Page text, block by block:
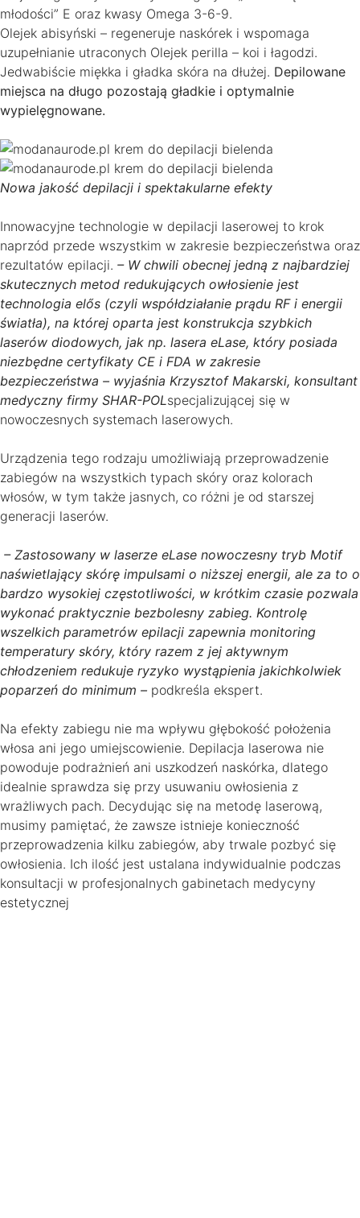
młodości” E oraz kwasy Omega 3-6-9.
Olejek abisyński – regeneruje naskórek i wspomaga
uzupełnianie utraconych Olejek perilla – koi i łagodzi.
Jedwabiście miękka i gładka skóra na dłużej. Depilowane
miejsca na długo pozostają gładkie i optymalnie
wypielęgnowane.
Nowa jakość depilacji i spektakularne efekty
Innowacyjne technologie w depilacji laserowej to krok
naprzód przede wszystkim w zakresie bezpieczeństwa oraz
rezultatów epilacji. – W chwili obecnej jedną z najbardziej
skutecznych metod redukujących owłosienie jest
technologia elős (czyli współdziałanie prądu RF i energii
światła), na której oparta jest konstrukcja szybkich
laserów diodowych, jak np. lasera eLase, który posiada
niezbędne certyfikaty CE i FDA w zakresie
bezpieczeństwa – wyjaśnia Krzysztof Makarski, konsultant
medyczny firmy SHAR-POLspecjalizującej się w
nowoczesnych systemach laserowych.
Urządzenia tego rodzaju umożliwiają przeprowadzenie
zabiegów na wszystkich typach skóry oraz kolorach
włosów, w tym także jasnych, co różni je od starszej
generacji laserów.
– Zastosowany w laserze eLase nowoczesny tryb Motif
naświetlający skórę impulsami o niższej energii, ale za to o
bardzo wysokiej częstotliwości, w krótkim czasie pozwala
wykonać praktycznie bezbolesny zabieg. Kontrolę
wszelkich parametrów epilacji zapewnia monitoring
temperatury skóry, który razem z jej aktywnym
chłodzeniem redukuje ryzyko wystąpienia jakichkolwiek
poparzeń do minimum – podkreśla ekspert.
Na efekty zabiegu nie ma wpływu głębokość położenia
włosa ani jego umiejscowienie. Depilacja laserowa nie
powoduje podrażnień ani uszkodzeń naskórka, dlatego
idealnie sprawdza się przy usuwaniu owłosienia z
wrażliwych pach. Decydując się na metodę laserową,
musimy pamiętać, że zawsze istnieje konieczność
przeprowadzenia kilku zabiegów, aby trwale pozbyć się
owłosienia. Ich ilość jest ustalana indywidualnie podczas
konsultacji w profesjonalnych gabinetach medycyny
estetycznej